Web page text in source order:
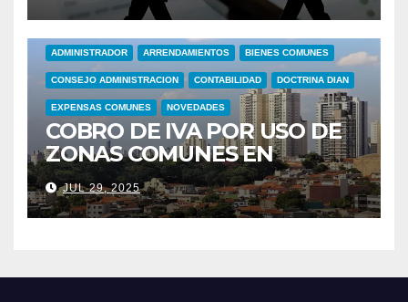
ADMINISTRADOR ARRENDAMIENTOS BIENES COMUNES
CONSEJO ADMINISTRACION CONTABILIDAD DOCTRINA DIAN
EXPENSAS COMUNES NOVEDADES
COBRO DE IVA POR USO DE
ZONAS COMUNES EN
CONJUNTOS RESIDENCIALES
JUL 29, 2025